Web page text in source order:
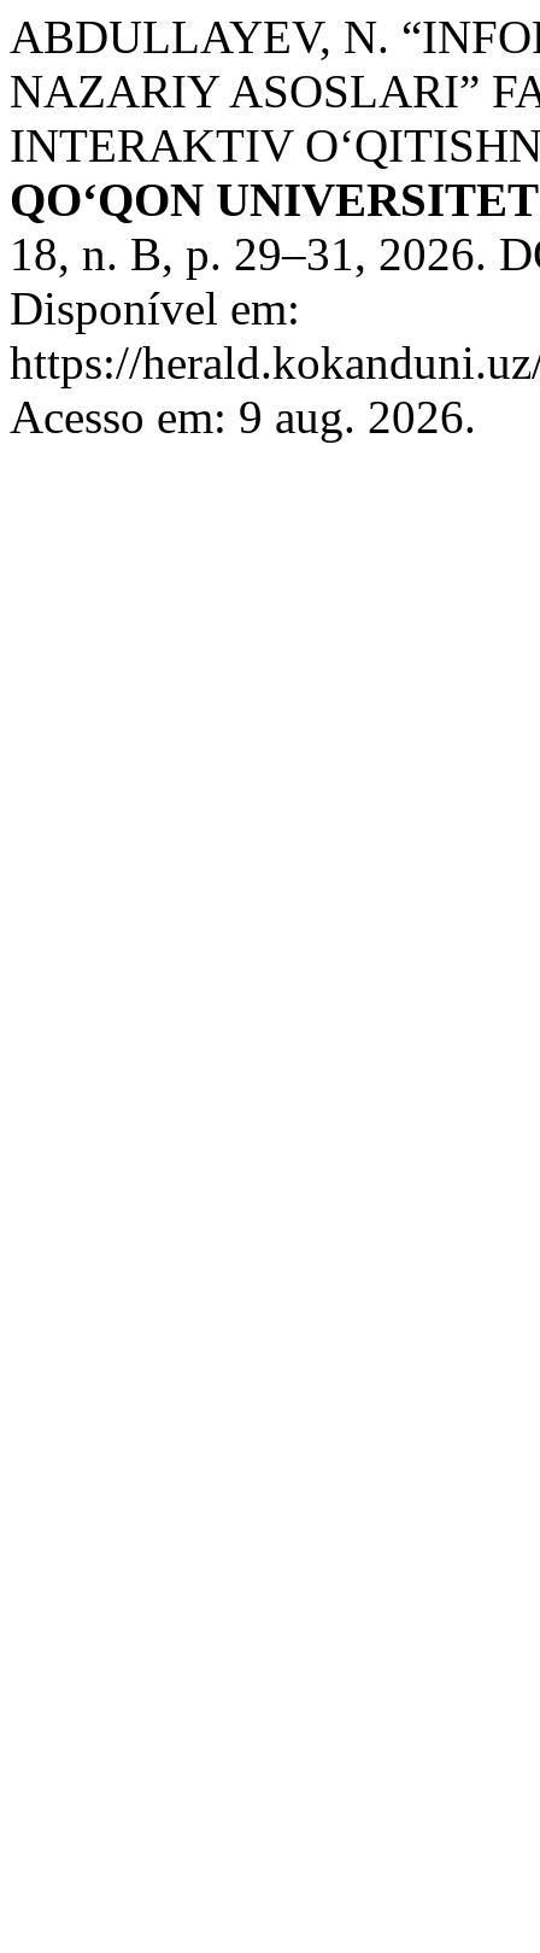
ABDULLAYEV, N.
NAZARIY ASOSLARI”
INTERAKTIV
QO‘QON
18, n. B, p. 29–31, 2026.
Disponível em:
https://
Acesso em: 9 aug. 2026.